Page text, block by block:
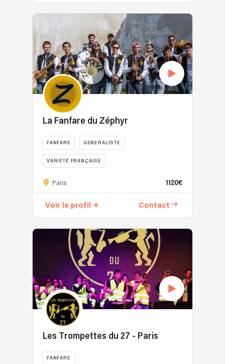
La Fanfare du Zéphyr
FANFARE GENERALISTE
VARIÉTÉ FRANÇAISE
Paris 1120€
Voir le profil Contact
Les Trompettes du 27 - Paris
FANFARE